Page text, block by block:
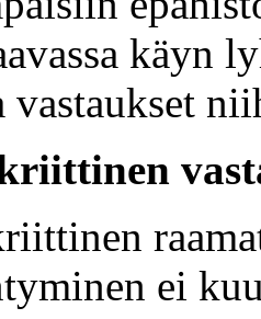
käyn
vastaukset
ei